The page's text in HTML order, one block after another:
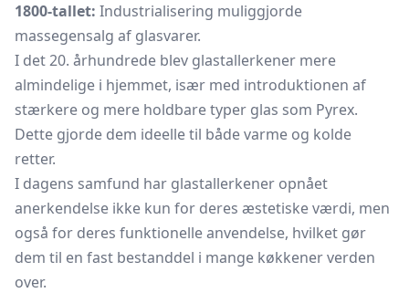
1800-tallet: Industrialisering muliggjorde
massegensalg af glasvarer.
I det 20. århundrede blev glastallerkener mere
almindelige i hjemmet, især med introduktionen af
stærkere og mere holdbare typer glas som Pyrex.
Dette gjorde dem ideelle til både varme og kolde
retter.
I dagens samfund har glastallerkener opnået
anerkendelse ikke kun for deres æstetiske værdi, men
også for deres funktionelle anvendelse, hvilket gør
dem til en fast bestanddel i mange køkkener verden
over.